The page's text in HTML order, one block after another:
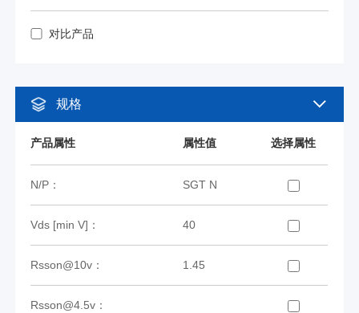
对比产品
规格
产品属性 属性值 选择属性
N/P： SGT N
Vds [min V]： 40
Rsson@10v： 1.45
Rsson@4.5v：